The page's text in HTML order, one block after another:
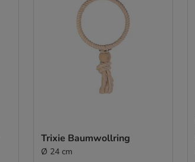
Trixie Baumwollring
Ø 24 cm